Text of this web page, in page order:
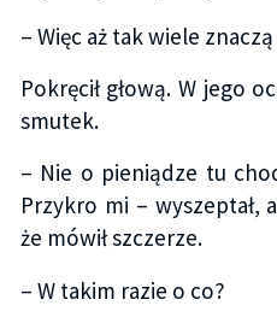
– Więc aż tak wiele
Pokręcił głową. W jego
smutek.
– Nie o pieniądze tu
Przykro mi – wyszeptał,
że mówił szczerze.
– W takim razie o co?